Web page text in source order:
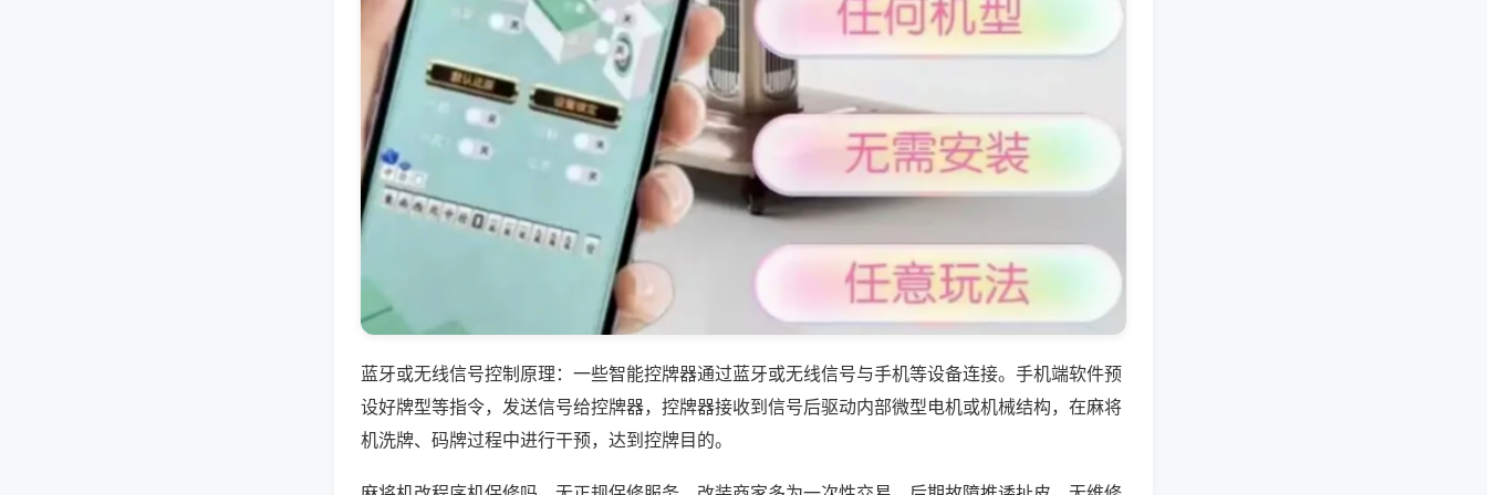
蓝牙或无线信号控制原理：一些智能控牌器通过蓝牙或无线信号与手机等设备连接。手机端软件预
设好牌型等指令，发送信号给控牌器，控牌器接收到信号后驱动内部微型电机或机械结构，在麻将
机洗牌、码牌过程中进行干预，达到控牌目的。